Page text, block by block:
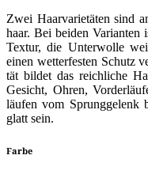
Zwei Haar­va­rie­tä­ten sind
haar. Bei bei­den
Tex­tur, die Unter­wol­le
einen wet­ter­fes­ten Schutz
tät bil­det das reich­li­che
Gesicht, Ohren,
läu­fen vom Sprung­ge­lenk
glatt sein.
Farbe